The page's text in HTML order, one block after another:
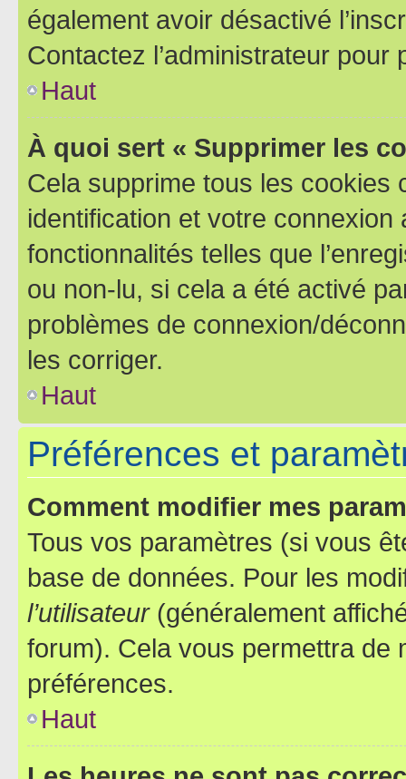
également avoir désactivé
Contactez l’administrateur
Haut
À quoi sert « Supprimer les
Cela supprime tous les cookies
identification et votre
fonctionnalités telles que
ou non-lu, si cela a été activé
problèmes de connexion/
les corriger.
Haut
Préférences et
Comment modifier mes
Tous vos paramètres (si vous
base de données. Pour les
l’utilisateur(généralement
forum). Cela vous permettra de
préférences.
Haut